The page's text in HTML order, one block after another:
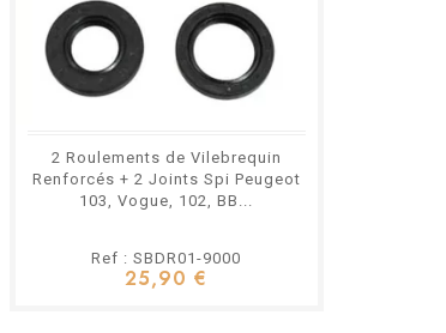
2 Roulements de Vilebrequin
Renforcés + 2 Joints Spi Peugeot
103, Vogue, 102, BB...
Ref : SBDR01-9000
25,90 €